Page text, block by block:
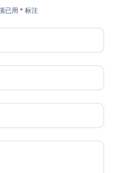
已用 * 标注